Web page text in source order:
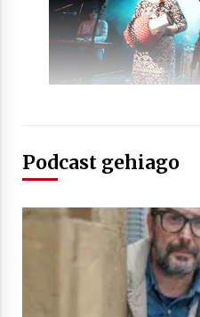
2021/06/30
Podcast gehiago